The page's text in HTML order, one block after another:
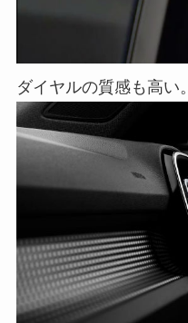
ダイヤルの質感も高い。